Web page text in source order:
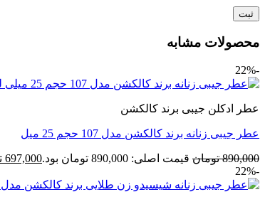
محصولات مشابه
-22%
عطر ادکلن جیبی برند کالکشن
عطر جیبی زنانه برند کالکشن مدل 107 حجم 25 میل
890,000 تومان قیمت اصلی: 890,000 تومان بود. 697,000
-22%